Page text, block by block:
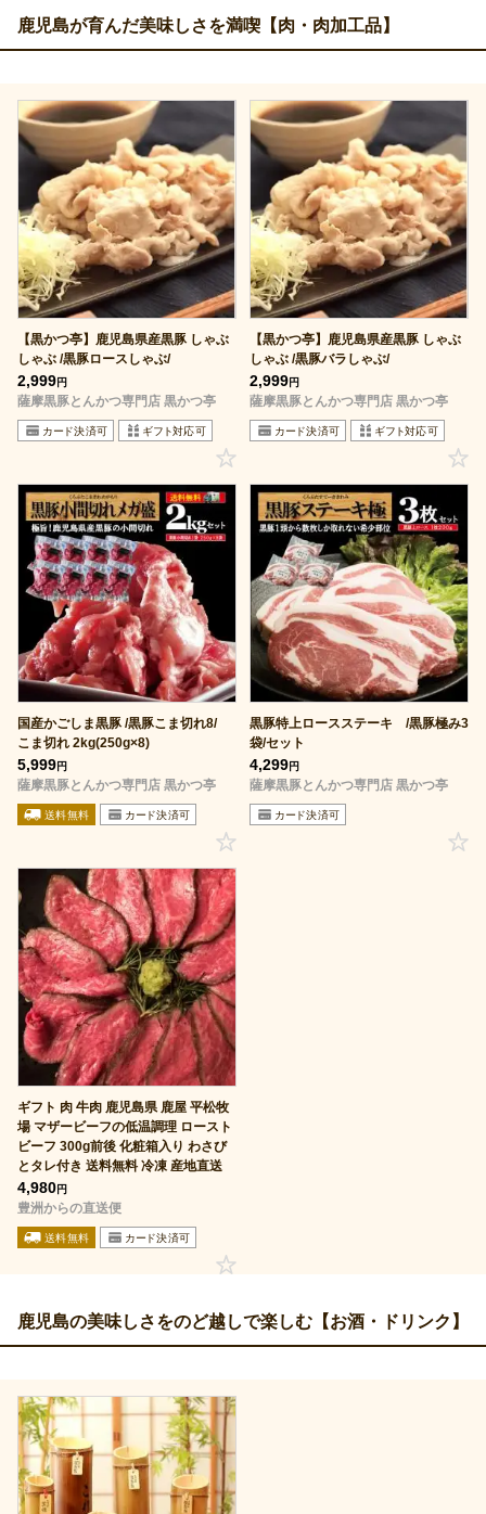
鹿児島が育んだ美味しさを満喫【肉・肉加工品】
【黒かつ亭】鹿児島県産黒豚 しゃぶ
しゃぶ /黒豚ロースしゃぶ/
2,999円
薩摩黒豚とんかつ専門店 黒かつ亭
【黒かつ亭】鹿児島県産黒豚 しゃぶ
しゃぶ /黒豚バラしゃぶ/
2,999円
薩摩黒豚とんかつ専門店 黒かつ亭
国産かごしま黒豚 /黒豚こま切れ8/
こま切れ 2kg(250g×8)
5,999円
薩摩黒豚とんかつ専門店 黒かつ亭
黒豚特上ロースステーキ /黒豚極み3
袋/セット
4,299円
薩摩黒豚とんかつ専門店 黒かつ亭
ギフト 肉 牛肉 鹿児島県 鹿屋 平松牧
場 マザービーフの低温調理 ロースト
ビーフ 300g前後 化粧箱入り わさび
とタレ付き 送料無料 冷凍 産地直送
4,980円
豊洲からの直送便
鹿児島の美味しさをのど越しで楽しむ【お酒・ドリンク】